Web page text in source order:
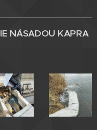
NÁSADOU KAPRA